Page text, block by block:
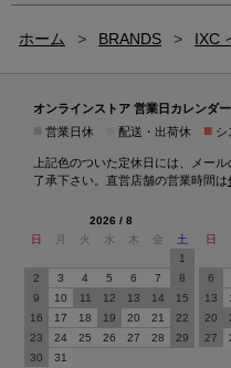
ホーム > BRANDS > IXC
オンラインストア 営業日カレンダー
営業日休 配送・出荷休 ■ シ
上記色のついた定休日には、メー
了承下さい。直営店舗の営業時間は
2026 / 8
日
月 火 水 木 金
土
1
2
3 4 5 6 7
8
9
10 11 12 13 14
15
16
17 18 19 20 21
22
23
24 25 26 27 28
29
30
31
日
6
13
20
27